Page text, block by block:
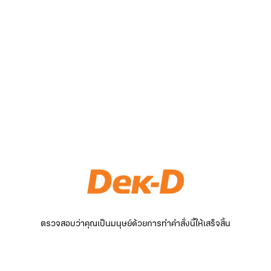
ตรวจสอบว่าคุณเป็นมนุษย์ด้วยการทำคำสั่งนี้ให้เสร็จสิ้น